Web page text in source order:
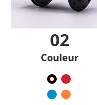
02
Couleur
NoirRouge
BleuOrange